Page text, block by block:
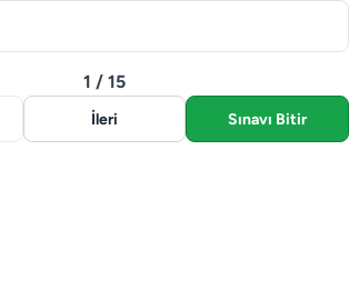
1 / 15
İleri Sınavı Bitir